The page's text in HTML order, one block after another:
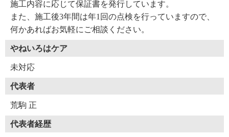
施工内容に応じて保証書を発行しています。
また、施工後3年間は年1回の点検を行っていますので、
何かあればお気軽にご相談ください。
やねいろはケア
未対応
代表者
荒駒 正
代表者経歴